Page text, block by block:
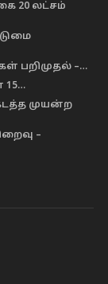
20 லட்சம்
பறிமுதல் –…
15…
முயன்ற
–